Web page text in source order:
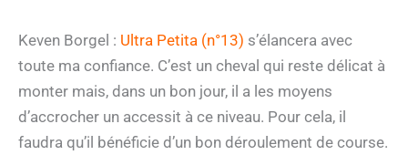
Keven Borgel : Ultra Petita (n°13) s’élancera avec
toute ma confiance. C’est un cheval qui reste délicat à
monter mais, dans un bon jour, il a les moyens
d’accrocher un accessit à ce niveau. Pour cela, il
faudra qu’il bénéficie d’un bon déroulement de course.